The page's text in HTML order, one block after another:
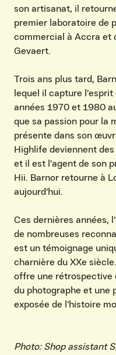
son artisanat, il
premier laboratoire de
commercial à Accra et
Gevaert.
Trois ans plus tard,
lequel il capture
années 1970 et 1980
que sa passion pour la
présente dans son
Highlife deviennent
et il est l'agent de son
Hii. Barnor retourne à
aujourd'hui.
Ces dernières années,
de nombreuses
est un témoignage
charnière du XXe siècle.
offre une rétrospective
du photographe et une
exposée de l'histoire
Photo: Shop assistant